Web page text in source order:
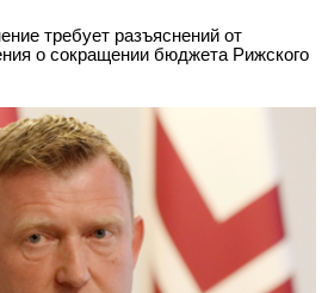
требует разъяснений от
о сокращении бюджета Рижского